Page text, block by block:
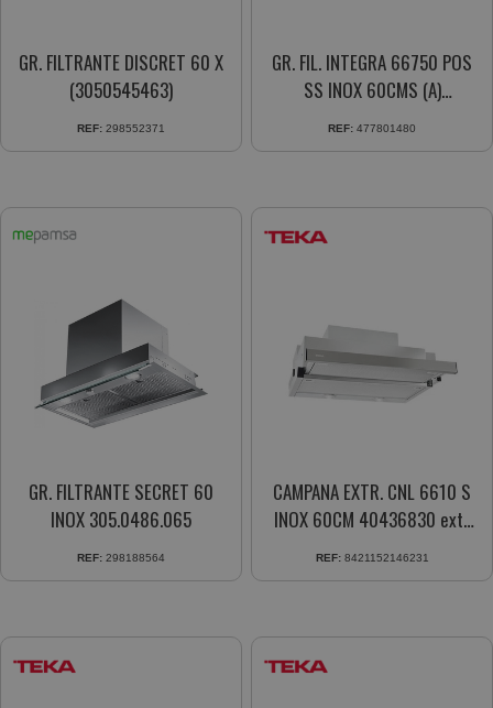
GR. FILTRANTE DISCRET 60 X
(3050545463)
REF: 298552371
GR. FIL. INTEGRA 66750 POS
SS INOX 60CMS (A)
REF: 477801480
GR. FILTRANTE SECRET 60
INOX 305.0486.065
REF: 298188564
CAMPANA EXTR. CNL 6610 S
INOX 60CM 40436830 extr
REF: 8421152146231